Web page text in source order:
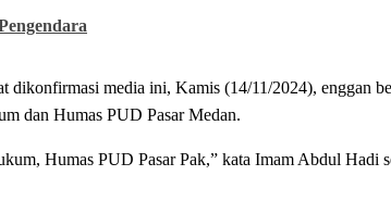
dikonfirmasi media ini, Kamis (14/11/2024), enggan
dan Humas PUD Pasar Medan.
Humas PUD Pasar Pak,” kata Imam Abdul Hadi